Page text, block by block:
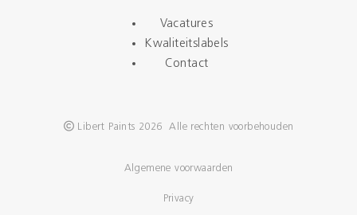
Vacatures
Kwaliteitslabels
Contact
Libert Paints 2026 Alle rechten voorbehouden
Algemene voorwaarden
Privacy